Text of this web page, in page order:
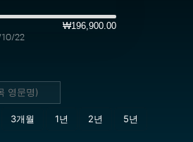
₩196,900.00
22